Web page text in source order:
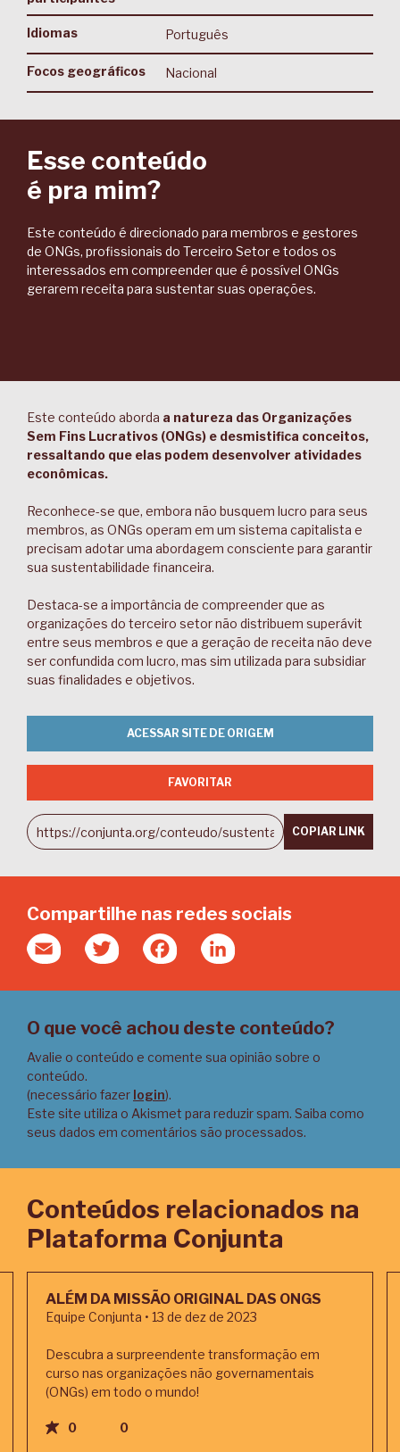
Idiomas Português
Focos geográficos Nacional
Esse conteúdo
é pra mim?
Este conteúdo é direcionado para membros e gestores
de ONGs, profissionais do Terceiro Setor e todos os
interessados em compreender que é possível ONGs
gerarem receita para sustentar suas operações.
Este conteúdo aborda a natureza das Organizações
Sem Fins Lucrativos (ONGs) e desmistifica conceitos,
ressaltando que elas podem desenvolver atividades
econômicas.
Reconhece-se que, embora não busquem lucro para seus
membros, as ONGs operam em um sistema capitalista e
precisam adotar uma abordagem consciente para garantir
sua sustentabilidade financeira.
Destaca-se a importância de compreender que as
organizações do terceiro setor não distribuem superávit
entre seus membros e que a geração de receita não deve
ser confundida com lucro, mas sim utilizada para subsidiar
suas finalidades e objetivos.
ACESSAR SITE DE ORIGEM
FAVORITAR
COPIAR LINK
Compartilhe nas redes sociais
Email Twitter FacebookLinkedIn
O que você achou deste conteúdo?
Avalie o conteúdo e comente sua opinião sobre o
conteúdo.
(necessário fazer login).
Este site utiliza o Akismet para reduzir spam. Saiba como
seus dados em comentários são processados.
Conteúdos relacionados na
Plataforma Conjunta
ALÉM DA MISSÃO ORIGINAL DAS ONGS
Equipe Conjunta • 13 de dez de 2023
Descubra a surpreendente transformação em
curso nas organizações não governamentais
(ONGs) em todo o mundo!
0 0